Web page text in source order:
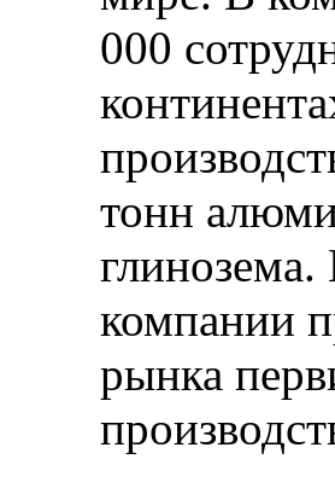
000
тонн
компании
рынка